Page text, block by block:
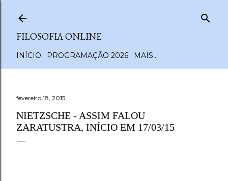
FILOSOFIA ONLINE
INÍCIO PROGRAMAÇÃO 2026 MAIS…
fevereiro 18, 2015
NIETZSCHE - ASSIM FALOU
ZARATUSTRA, INÍCIO EM 17/03/15